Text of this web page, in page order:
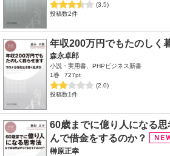
(3.5)
投稿数2件
年収200万円でもたのしく
森永卓郎
小説・実用書、PHPビジネス新書
1巻
727pt
(2.0)
投稿数1件
60歳までに億り人になる
んで借金をするのか？
榊原正幸